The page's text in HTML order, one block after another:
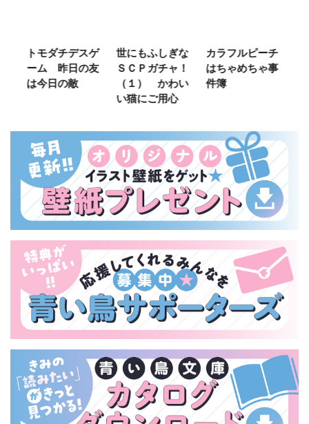
世にもふしぎな
ＳＣＰガチャ！
（１） かわい
カラフルピーチ
はちゃめちゃ事
件簿
長浜高校水族館
部！